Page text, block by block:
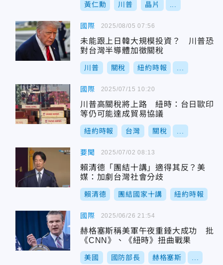
黃仁勳 川普 晶片
國際
未能跟上日韓大規模投資？ 川普恐
對台灣半導體加徵關稅
川普 關稅 紐約時報
2025/08/05 07:56
國際
川普高關稅將上路 紐時：台日歐印
等仍可能達成貿易協議
紐約時報 台灣 關稅
2025/07/15 10:20
要聞
賴清德「團結十講」適得其反？美
媒：加劇台灣社會分歧
賴清德 團結國家十講 紐約時報
2025/07/02 08:13
國際
赫格塞斯稱美軍午夜重錘大成功 批
《CNN》、《紐時》扭曲戰果
美國 國防部長 赫格塞斯
2025/06/26 21:54